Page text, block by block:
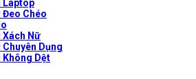
Laptop
Đeo Chéo
Xách Nữ
Dụng
Không Dệt